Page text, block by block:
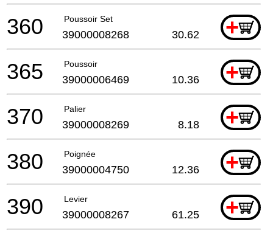
Poussoir Set +
360 39000008268 30.62
Poussoir +
365 39000006469 10.36
Palier +
370 39000008269 8.18
Poignée +
380 39000004750 12.36
Levier +
390 39000008267 61.25